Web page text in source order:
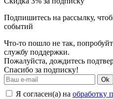
Подпишитесь на рассылку,
событий
Что-то пошло не так,
службу поддержки.
Пожалуйста, дождитесь
Спасибо за подписку!
Ok
Я согласен(а) на обработку